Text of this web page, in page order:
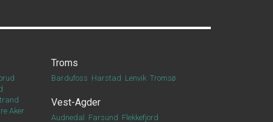
Aker
Troms
Bardufoss Harstad Lenvik Tromsø
Vest-Agder
Audnedal Farsund Flekkefjord